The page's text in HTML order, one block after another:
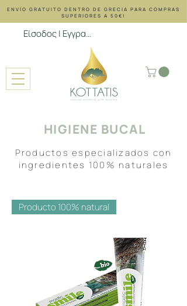
ENVÍO GRATUITO DENTRO DE GRECIA PARA COMPRAS
SUPERIORES A 50€!
Είσοδος | Εγγραφή
HIGIENE BUCAL
​Productos especializados con
ingredientes 100% naturales
Producto 100% natural